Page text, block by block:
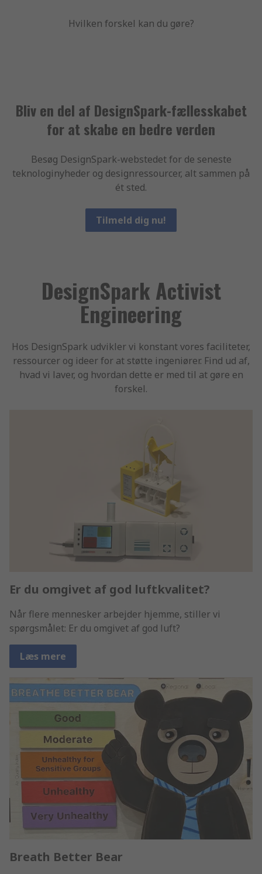
Hvilken forskel kan du gøre?
Bliv en del af DesignSpark-fællesskabet
for at skabe en bedre verden
Besøg DesignSpark-webstedet for de seneste
teknologinyheder og designressourcer, alt sammen på
ét sted.
Tilmeld dig nu!
DesignSpark Activist
Engineering
Hos DesignSpark udvikler vi konstant vores faciliteter,
ressourcer og ideer for at støtte ingeniører. Find ud af,
hvad vi laver, og hvordan dette er med til at gøre en
forskel.
Er du omgivet af god luftkvalitet?
Når flere mennesker arbejder hjemme, stiller vi
spørgsmålet: Er du omgivet af god luft?
Læs mere
Breath Better Bear